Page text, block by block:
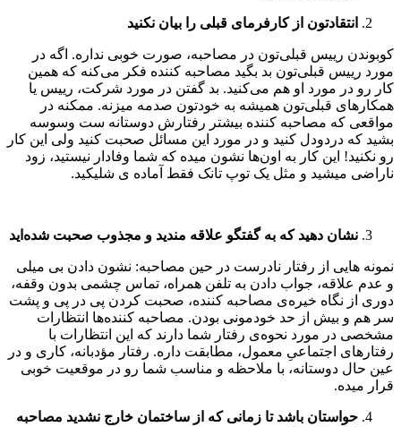
انتقادتون از کارفرمای قبلی را بیان نکنید
کوبوندن رییس قبلی‌تون در مصاحبه، صورت خوبی نداره. اگه در
مورد رییس قبلی‌تون بد بگید مصاحبه کننده فکر می‌کنه که همین
کار رو در مورد او هم می‌کنید. بد گفتن در مورد شرکت، رییس یا
همکارهای قبلی‌تون همیشه به خودتون صدمه میزنه. ممکنه در
مواقعی که مصاحبه کننده بیشتر رفتارش دوستانه ست وسوسه
بشید که دردودل کنید و در مورد این مسائل صحبت کنید ولی این کار
رو نکنید! این کار به اون‌ها نشون میده که شما وفادار نیستید، زود
ناراضی میشید و مثل یک توپ تانک فقط آماده ی شلیکید.
نشان دهید که به گفتگو علاقه مندید و مجذوب صحبت شده‌اید
نمونه هایی از رفتار نادرست در حین مصاحبه: نشون دادن بی میلی
و عدم علاقه، جواب دادن به تلفن همراه، تماس چشمی بدون وقفه،
دوری از نگاه خیره‌ی مصاحبه کننده، صحبت کردن پی در پی و پشت
سر هم و بیش از حد خودمونی بودن. مصاحبه کننده‌ها انتظارات
مشخصی در مورد نحوه‌ی رفتار شما دارند که این انتظارات با
رفتارهای اجتماعیِ معمول، مطابقت داره. رفتار مؤدبانه، کاری و در
عین حال دوستانه، با ملاحظه و مناسب شما رو در موقعیت خوبی
قرار میده.
حواستان باشد تا زمانی که از ساختمان خارج نشدید مصاحبه